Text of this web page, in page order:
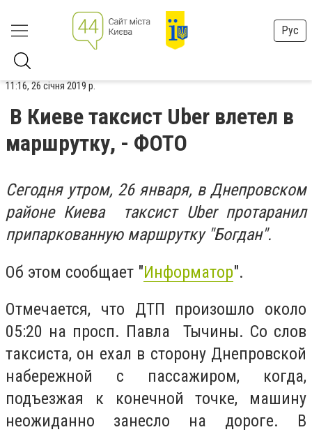
Рус
11:16, 26 січня 2019 р.
В Киеве таксист Uber влетел в
маршрутку, - ФОТО
Сегодня утром, 26 января, в Днепровском
районе Киева таксист Uber протаранил
припаркованную маршрутку "Богдан".
Об этом сообщает "Информатор".
Отмечается, что ДТП произошло около
05:20 на просп. Павла Тычины. Со слов
таксиста, он ехал в сторону Днепровской
набережной с пассажиром, когда,
подъезжая к конечной точке, машину
неожиданно занесло на дороге. В